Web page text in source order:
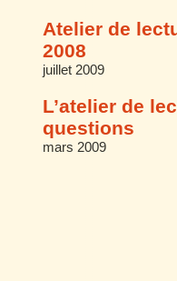
Atelier de
2008
juillet 2009
L’atelier de
questions
mars 2009